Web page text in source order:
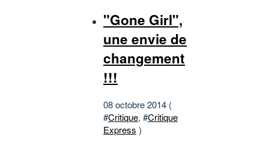
"Gone Girl",
une envie de
changement
!!!
08 octobre 2014 (
#Critique, #Critique
Express )